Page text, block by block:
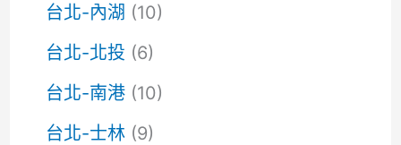
台北-內湖 (10)
台北-北投 (6)
台北-南港(10)
台北-士林(9)